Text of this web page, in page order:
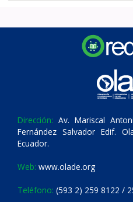
Dirección: Av. Mariscal
Fernández Salvador Edif.
Ecuador.
Web: www.olade.org
Teléfono: (593 2) 259 8122 /